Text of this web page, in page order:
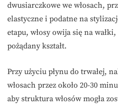
dwusiarczkowe we włosach,
elastyczne i podatne na
etapu, włosy owija się na
pożądany kształt.
Przy użyciu płynu do trwałej,
włosach przez około 20-30
aby struktura włosów mogła